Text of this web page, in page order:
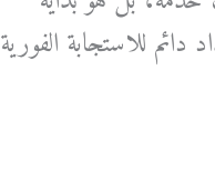
دائم للاستجابة الفورية